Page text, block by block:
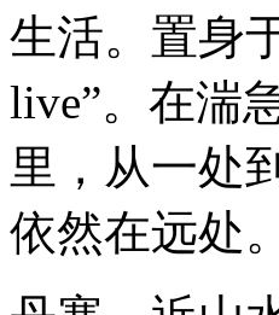
生活。置身
live”。在湍
里，从一处
依然在远处。